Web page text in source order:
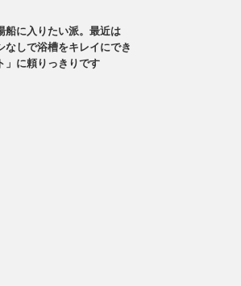
船に入りたい派。最近は
なしで浴槽をキレイにでき
」に頼りっきりです